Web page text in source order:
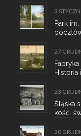
3
Park
27
Historia
23
Śląska
kość.
20